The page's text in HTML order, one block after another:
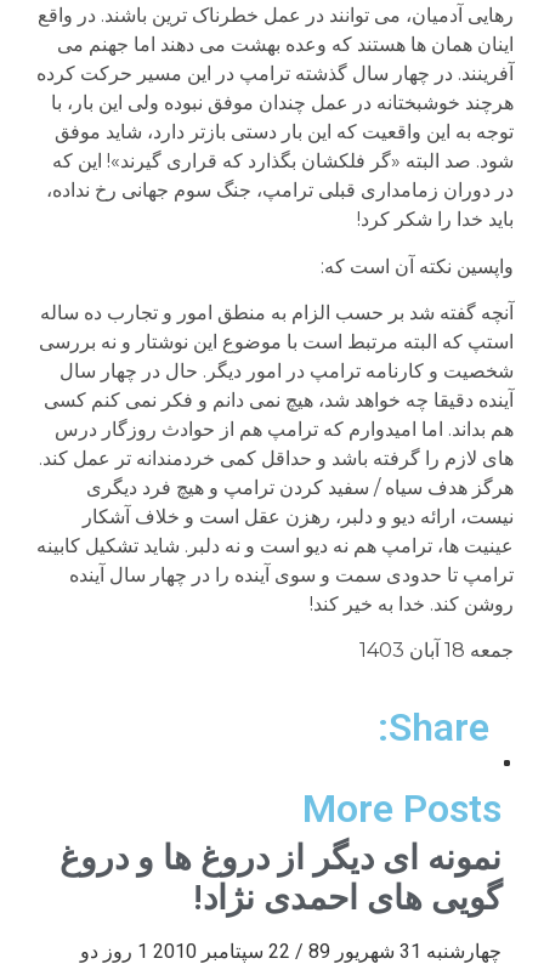
رهایی آدمیان، می توانند در عمل خطرناک ترین باشند. در واقع
اینان همان ها هستند که وعده بهشت می دهند اما جهنم می
آفرینند. در چهار سال گذشته ترامپ در این مسیر حرکت کرده
هرچند خوشبختانه در عمل چندان موفق نبوده ولی این بار، با
توجه به این واقعیت که این بار دستی بازتر دارد، شاید موفق
شود. صد البته «گر فلکشان بگذارد که قراری گیرند»! این که
در دوران زمامداری قبلی ترامپ، جنگ سوم جهانی رخ نداده،
باید خدا را شکر کرد!
واپسین نکته آن است که:
آنچه گفته شد بر حسب الزام به منطق امور و تجارب ده ساله
استپ که البته مرتبط است با موضوع این نوشتار و نه بررسی
شخصیت و کارنامه ترامپ در امور دیگر. حال در چهار سال
آینده دقیقا چه خواهد شد، هیچ نمی دانم و فکر نمی کنم کسی
هم بداند. اما امیدوارم که ترامپ هم از حوادث روزگار درس
های لازم را گرفته باشد و حداقل کمی خردمندانه تر عمل کند.
هرگز هدف سیاه / سفید کردن ترامپ و هیچ فرد دیگری
نیست، ارائه دیو و دلبر، رهزن عقل است و خلاف آشکار
عینیت ها، ترامپ هم نه دیو است و نه دلبر. شاید تشکیل کابینه
ترامپ تا حدودی سمت و سوی آینده را در چهار سال آینده
روشن کند. خدا به خیر کند!
جمعه 18 آبان 1403
Share:
More Posts
نمونه ای دیگر از دروغ ها و دروغ
گویی های احمدی نژاد!
چهارشنبه 31 شهریور 89 / 22 سپتامبر 2010 1 روز دو